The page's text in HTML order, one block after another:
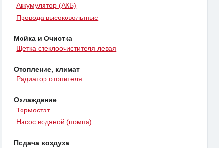
Аккумулятор (АКБ)
Провода высоковольтные
Мойка и Очистка
Щетка стеклоочистителя левая
Отопление, климат
Радиатор отопителя
Охлаждение
Термостат
Насос водяной (помпа)
Подача воздуха